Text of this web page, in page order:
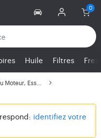
Huile Filtres
identifiez votre